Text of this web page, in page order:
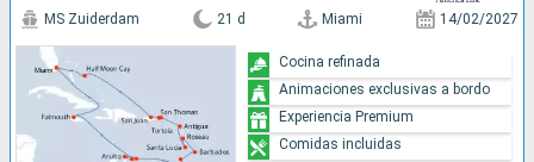
MS Zuiderdam 21 d Miami 14/02/2027
Cocina refinada
Animaciones exclusivas a bordo
Experiencia Premium
Comidas incluidas